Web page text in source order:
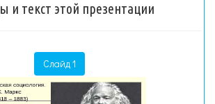
и текст этой презентации
Слайд 1